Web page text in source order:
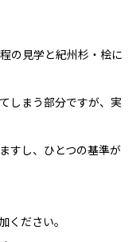
の見学と紀州杉・桧に
しまう部分ですが、実
すし、ひとつの基準が
ください。